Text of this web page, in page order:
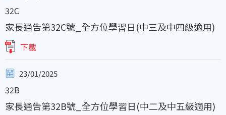
32C
家長通告第32C號_全方位學習日(中三及中四級適用)
下載
23/01/2025
32B
家長通告第32B號_全方位學習日(中二及中五級適用)